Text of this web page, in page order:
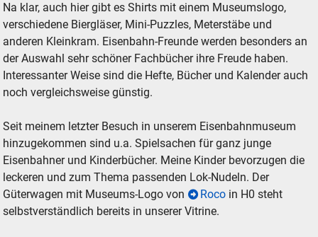
Na klar, auch hier gibt es Shirts mit einem Museumslogo,
verschiedene Biergläser, Mini-Puzzles, Meterstäbe und
anderen Kleinkram. Eisenbahn-Freunde werden besonders an
der Auswahl sehr schöner Fachbücher ihre Freude haben.
Interessanter Weise sind die Hefte, Bücher und Kalender auch
noch vergleichsweise günstig.
Seit meinem letzter Besuch in unserem Eisenbahnmuseum
hinzugekommen sind u.a. Spielsachen für ganz junge
Eisenbahner und Kinderbücher. Meine Kinder bevorzugen die
leckeren und zum Thema passenden Lok-Nudeln. Der
Güterwagen mit Museums-Logo von
Roco in H0 steht
selbstverständlich bereits in unserer Vitrine.